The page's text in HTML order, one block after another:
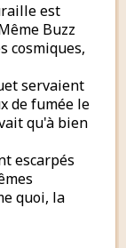
est
Buzz
cosmiques,
servaient
de fumée le
qu'à bien
escarpés
quoi, la